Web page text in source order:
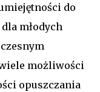
do
młodych
możliwości
opuszczania